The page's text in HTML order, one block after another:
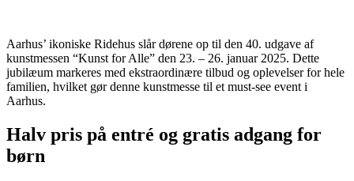
Aarhus’ ikoniske Ridehus slår dørene op til den 40. udgave af
kunstmessen “Kunst for Alle” den 23. – 26. januar 2025. Dette
jubilæum markeres med ekstraordinære tilbud og oplevelser for hele
familien, hvilket gør denne kunstmesse til et must-see event i
Aarhus.
Halv pris på entré og gratis adgang for
børn